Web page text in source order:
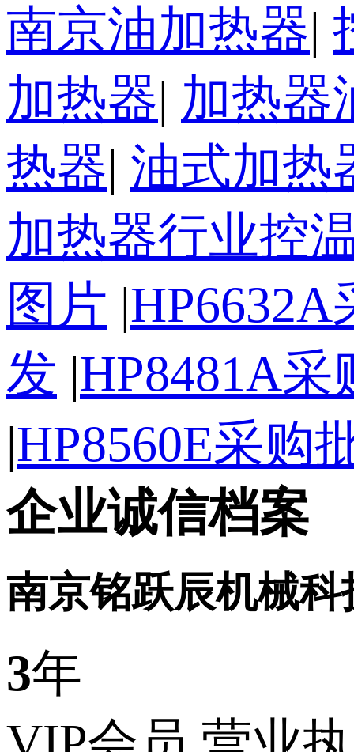
南京油加热器|
加热器| 加热器
热器| 油式加热
加热器行业控
图片 |
发 |HP8481A采
|HP8560E采购
企业诚信档案
南京铭跃辰机械
3年